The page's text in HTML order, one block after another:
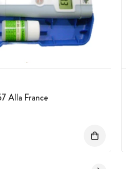
Alla France
: